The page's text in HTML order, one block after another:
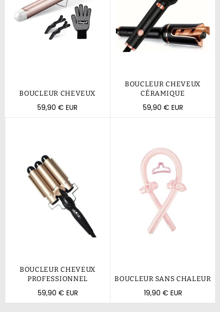
BOUCLEUR CHEVEUX
Prix
59,90 € EUR
BOUCLEUR CHEVEUX
CÉRAMIQUE
Prix
59,90 € EUR
BOUCLEUR CHEVEUX
PROFESSIONNEL
Prix
59,90 € EUR
BOUCLEUR SANS CHALEUR
Prix
19,90 € EUR